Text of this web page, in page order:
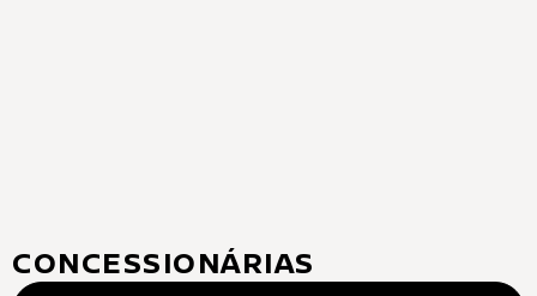
CONCESSIONÁRIAS